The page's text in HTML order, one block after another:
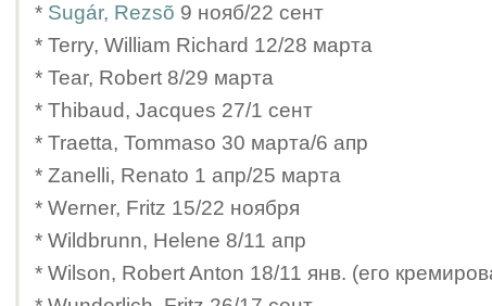
* Sugár, Rezsõ 9 нояб/22 сент
* Terry, William Richard 12/28 марта
* Tear, Robert 8/29 марта
* Thibaud, Jacques 27/1 сент
* Traetta, Tommaso 30 марта/6 апр
* Zanelli, Renato 1 апр/25 марта
* Werner, Fritz 15/22 ноября
* Wildbrunn, Helene 8/11 апр
* Wilson, Robert Anton 18/11 янв. (его